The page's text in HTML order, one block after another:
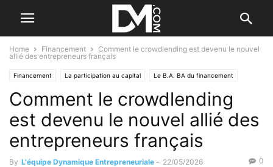
Home Financement
Comment le crowdlending est devenu le nouvel
allié des entrepreneurs français
Financement La participation au capital Le B.A. BA du financement
Comment le crowdlending
est devenu le nouvel allié des
entrepreneurs français
By L'équipe Dynamique Entrepreneuriale - 22/05/2026 0